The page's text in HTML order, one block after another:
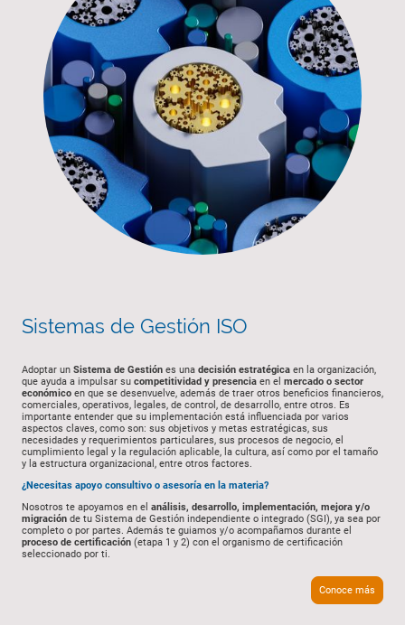
Sistemas de Gestión ISO
Adoptar un Sistema de Gestión es una decisión estratégica en la organización,
que ayuda a impulsar su competitividad y presencia en el mercado o sector
económico en que se desenvuelve, además de traer otros beneficios financieros,
comerciales, operativos, legales, de control, de desarrollo, entre otros. Es
importante entender que su implementación está influenciada por varios
aspectos claves, como son: sus objetivos y metas estratégicas, sus
necesidades y requerimientos particulares, sus procesos de negocio, el
cumplimiento legal y la regulación aplicable, la cultura, así como por el tamaño
y la estructura organizacional, entre otros factores.
¿Necesitas apoyo consultivo o asesoría en la materia?
Nosotros te apoyamos en el análisis, desarrollo, implementación, mejora y/o
migración de tu Sistema de Gestión independiente o integrado (SGI), ya sea por
completo o por partes. Además te guiamos y/o acompañamos durante el
proceso de certificación (etapa 1 y 2) con el organismo de certificación
seleccionado por ti.
Conoce más